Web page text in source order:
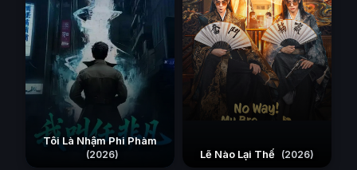
Tôi Là Nhậm Phi Phàm
(2026) Lẽ Nào Lại Thế (2026)